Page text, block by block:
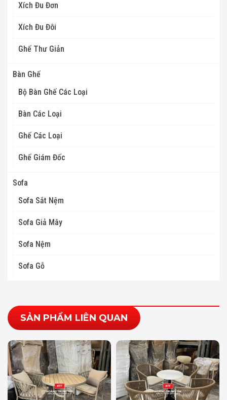
Xích Đu Đơn
Xích Đu Đôi
Ghế Thư Giản
Bàn Ghế
Bộ Bàn Ghế Các Loại
Bàn Các Loại
Ghế Các Loại
Ghế Giám Đốc
Sofa
Sofa Sắt Nệm
Sofa Giả Mây
Sofa Nệm
Sofa Gỗ
SẢN PHẨM LIÊN QUAN